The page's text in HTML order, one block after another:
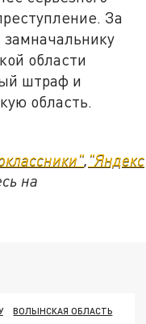
За
области
штраф и
область.
, "Яндекс
на
ВОЛЫНСКАЯ ОБЛАСТЬ